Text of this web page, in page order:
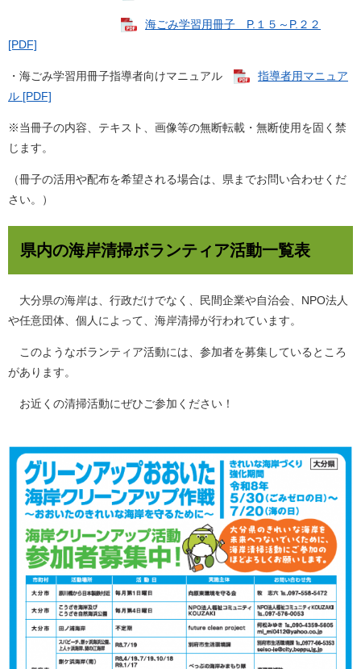
海ごみ学習用冊子 P.１５～P.２２
[PDF]
・海ごみ学習用冊子指導者向けマニュアル
指導者用マニュア
ル [PDF]
※当冊子の内容、テキスト、画像等の無断転載・無断使用を固く禁
じます。
（冊子の活用や配布を希望される場合は、県までお問い合わせくだ
さい。）
県内の海岸清掃ボランティア活動一覧表
大分県の海岸は、行政だけでなく、民間企業や自治会、NPO法人
や任意団体、個人によって、海岸清掃が行われています。
このようなボランティア活動には、参加者を募集しているところ
があります。
お近くの清掃活動にぜひご参加ください！